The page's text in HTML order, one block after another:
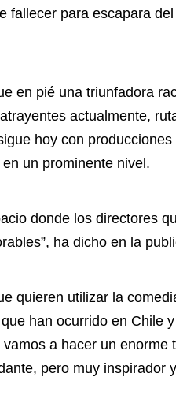
fallecer para escapara
en pié una triunfadora
actualmente,
hoy con producciones
un prominente nivel.
donde los directores
ha dicho en la
quieren utilizar la
han ocurrido en Chile
a hacer un enorme
pero muy inspirador